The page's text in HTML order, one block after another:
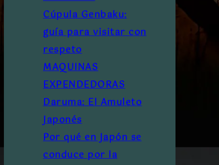
Cúpula Genbaku:
guía para visitar con
respeto
MAQUINAS
EXPENDEDORAS
Daruma: El Amuleto
Japonés
Por qué en Japón se
conduce por la